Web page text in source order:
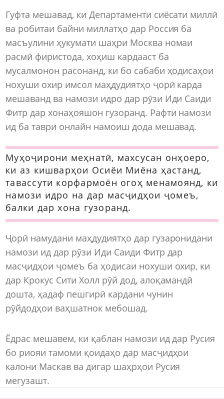
Гуфта мешавад, ки Департаменти сиёсати миллӣ
ва робитаи байни миллатҳо дар Россия ба
масъулини ҳукумати шаҳри Москва номаи
расмӣ фиристода, хоҳиш кардааст ба
мусалмонон расонанд, ки бо сабаби ҳодисаҳои
нохуши охир имсол маҳдудиятҳо ҷорӣ карда
мешаванд ва намози идро дар рӯзи Иди Саиди
Фитр дар хонаҳояшон гузоранд. Рафти намози
ид ба таври онлайн намоиш дода мешавад.
Муҳоҷирони меҳнатӣ, махсусан онҳоеро,
ки аз кишварҳои Осиёи Миёна ҳастанд,
тавассути корфармоён огоҳ менамоянд, ки
намози идро на дар масҷидҳои ҷомеъ,
балки дар хона гузоранд.
Ҷорӣ намудани маҳдудиятҳо дар гузаронидани
намози ид дар рӯзи Иди Саиди Фитр дар
масҷидҳои ҷомеъ ба ҳодисаи нохуши охир, ки
дар Крокус Сити Холл рӯй дод, алоқамандӣ
дошта, ҳадаф пешгирӣ кардани чунин
рӯйдодҳои ваҳшатнок мебошад.
Ёдрас мешавем, ки қаблан намози ид дар Русия
бо риояи тамоми қоидаҳо дар масҷидҳои
калони Маскав ва дигар шаҳрҳои Русия
мегузашт.